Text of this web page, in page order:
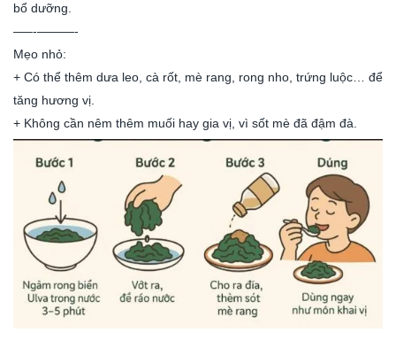
bổ dưỡng.
—–‐———-
Mẹo nhỏ:
+ Có thể thêm dưa leo, cà rốt, mè rang, rong nho, trứng luộc… để
tăng hương vị.
+ Không cần nêm thêm muối hay gia vị, vì sốt mè đã đậm đà.